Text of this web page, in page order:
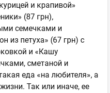
и крапивой»
(87 грн),
семечками и
из петуха» (67 грн) с
и «Кашу
сметаной и
еда «на любителя», а
Так или иначе, ее